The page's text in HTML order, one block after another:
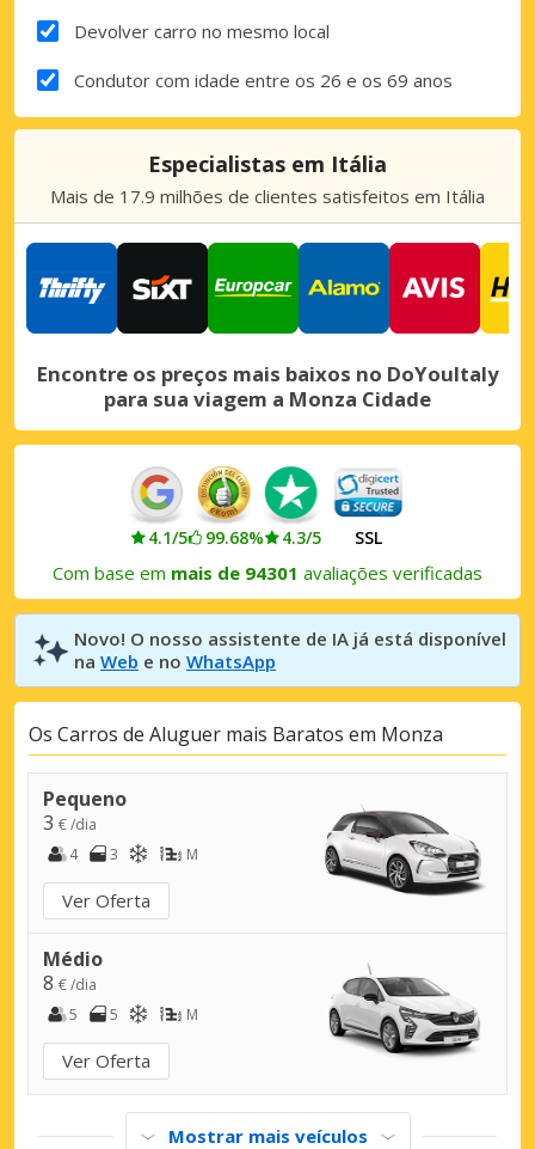
Devolver carro no mesmo local
Condutor com idade entre os 26 e os 69 anos
Especialistas em Itália
Mais de 17.9 milhões de clientes satisfeitos em Itália
Encontre os preços mais baixos no DoYouItaly
para sua viagem a Monza Cidade
4.1/5 99.68% 4.3/5 SSL
Com base em mais de 94301 avaliações verificadas
Novo! O nosso assistente de IA já está disponível
na Web e no WhatsApp
Os Carros de Aluguer mais Baratos em Monza
Pequeno
3 € /dia
4
3 M
Ver Oferta
Médio
8 € /dia
5
5 M
Ver Oferta
Mostrar mais veículos